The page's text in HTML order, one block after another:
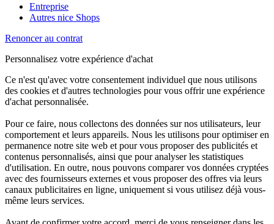
Entreprise
Autres nice Shops
Renoncer au contrat
Personnalisez votre expérience d'achat
Ce n'est qu'avec votre consentement individuel que nous utilisons
des cookies et d'autres technologies pour vous offrir une expérience
d'achat personnalisée.
Pour ce faire, nous collectons des données sur nos utilisateurs, leur
comportement et leurs appareils. Nous les utilisons pour optimiser en
permanence notre site web et pour vous proposer des publicités et
contenus personnalisés, ainsi que pour analyser les statistiques
d'utilisation. En outre, nous pouvons comparer vos données cryptées
avec des fournisseurs externes et vous proposer des offres via leurs
canaux publicitaires en ligne, uniquement si vous utilisez déjà vous-
même leurs services.